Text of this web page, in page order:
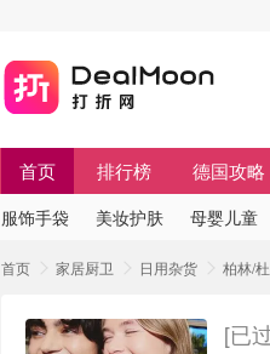
首页 排行榜 德国攻略
服饰手袋 美妆护肤 母婴儿童
首页 家居厨卫 日用杂货 柏林/
[已